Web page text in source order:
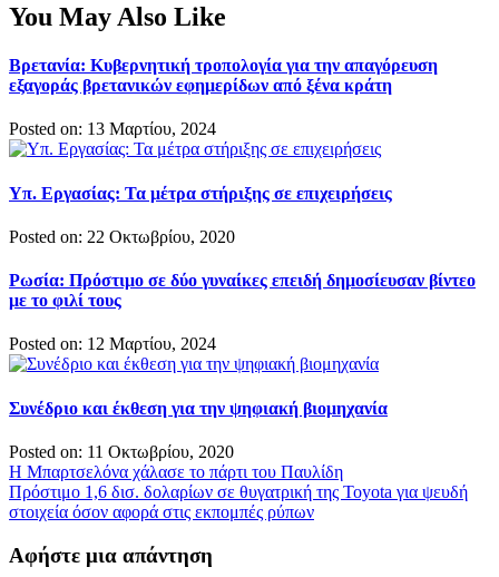
You May Also Like
Βρετανία: Κυβερνητική τροπολογία για την απαγόρευση
εξαγοράς βρετανικών εφημερίδων από ξένα κράτη
Posted on: 13 Μαρτίου, 2024
Υπ. Εργασίας: Τα μέτρα στήριξης σε επιχειρήσεις
Posted on: 22 Οκτωβρίου, 2020
Ρωσία: Πρόστιμο σε δύο γυναίκες επειδή δημοσίευσαν βίντεο
με το φιλί τους
Posted on: 12 Μαρτίου, 2024
Συνέδριο και έκθεση για την ψηφιακή βιομηχανία
Posted on: 11 Οκτωβρίου, 2020
Πλοήγηση
άρθρων
Η Μπαρτσελόνα χάλασε το πάρτι του Παυλίδη
Πρόστιμο 1,6 δισ. δολαρίων σε θυγατρική της Toyota για ψευδή
στοιχεία όσον αφορά στις εκπομπές ρύπων
Αφήστε μια απάντηση